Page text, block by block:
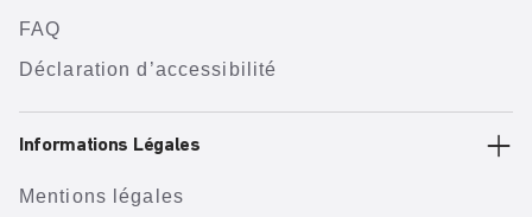
FAQ
Déclaration d’accessibilité
Informations Légales
Mentions légales